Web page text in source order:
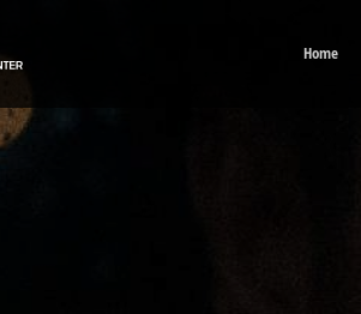
Home